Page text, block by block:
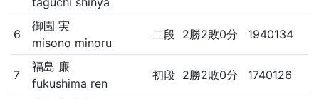
6
御園 実
misono minoru
二段 2勝2敗0分 1940134
7
福島 廉
fukushima ren
初段 2勝2敗0分 1740126